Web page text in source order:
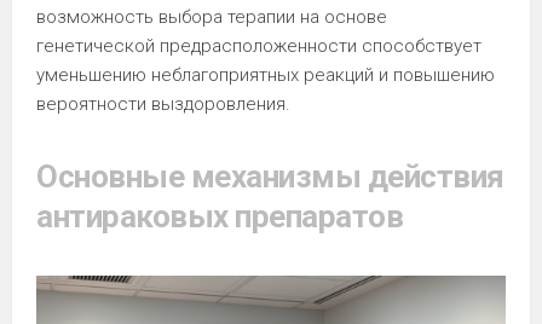
возможность выбора терапии на основе
генетической предрасположенности способствует
уменьшению неблагоприятных реакций и повышению
вероятности выздоровления.
Основные механизмы действия
антираковых препаратов